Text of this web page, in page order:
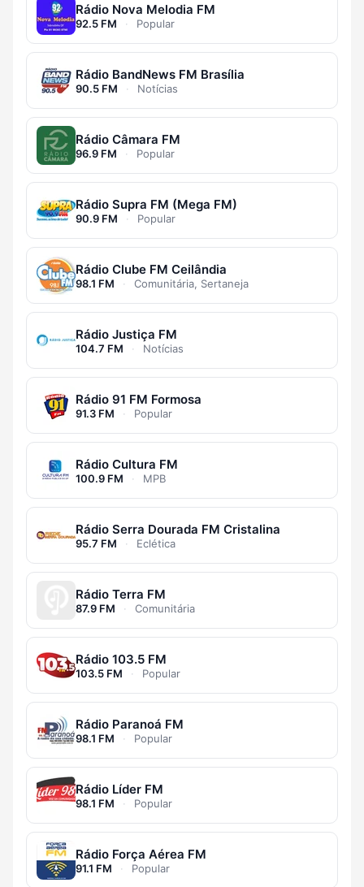
Rádio Nova Melodia FM
92.5 FM · Popular
Rádio BandNews FM Brasília
90.5 FM · Notícias
Rádio Câmara FM
96.9 FM · Popular
Rádio Supra FM (Mega FM)
90.9 FM · Popular
Rádio Clube FM Ceilândia
98.1 FM · Comunitária, Sertaneja
Rádio Justiça FM
104.7 FM · Notícias
Rádio 91 FM Formosa
91.3 FM · Popular
Rádio Cultura FM
100.9 FM · MPB
Rádio Serra Dourada FM Cristalina
95.7 FM · Eclética
Rádio Terra FM
87.9 FM · Comunitária
Rádio 103.5 FM
103.5 FM · Popular
Rádio Paranoá FM
98.1 FM · Popular
Rádio Líder FM
98.1 FM · Popular
Rádio Força Aérea FM
91.1 FM · Popular